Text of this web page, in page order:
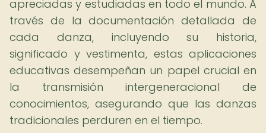
apreciadas y estudiadas en todo el mundo. A
través de la documentación detallada de
cada danza, incluyendo su historia,
significado y vestimenta, estas aplicaciones
educativas desempeñan un papel crucial en
la transmisión intergeneracional de
conocimientos, asegurando que las danzas
tradicionales perduren en el tiempo.